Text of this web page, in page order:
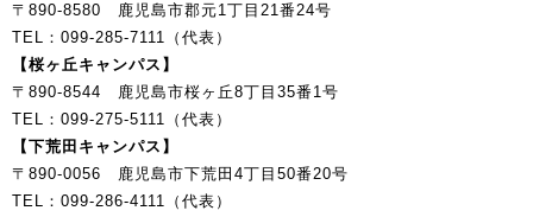
〒890-8580 鹿児島市郡元1丁目21番24号
TEL：099-285-7111（代表）
【桜ヶ丘キャンパス】
〒890-8544 鹿児島市桜ヶ丘8丁目35番1号
TEL：099-275-5111（代表）
【下荒田キャンパス】
〒890-0056 鹿児島市下荒田4丁目50番20号
TEL：099-286-4111（代表）